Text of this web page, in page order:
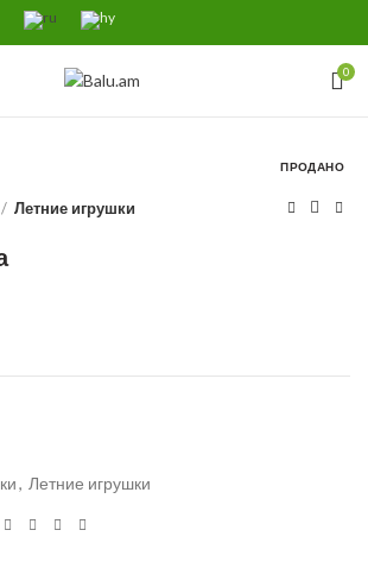
0
ПРОДАНО
Летние игрушки
, Летние игрушки